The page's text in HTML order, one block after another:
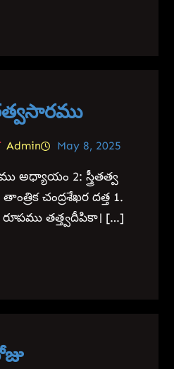
Admin May 8, 2025
అధ్యాయం 2: స్త్రీతత్వ
చంద్రశేఖర దత్త 1.
రూపము తత్త్వదీపికా। […]